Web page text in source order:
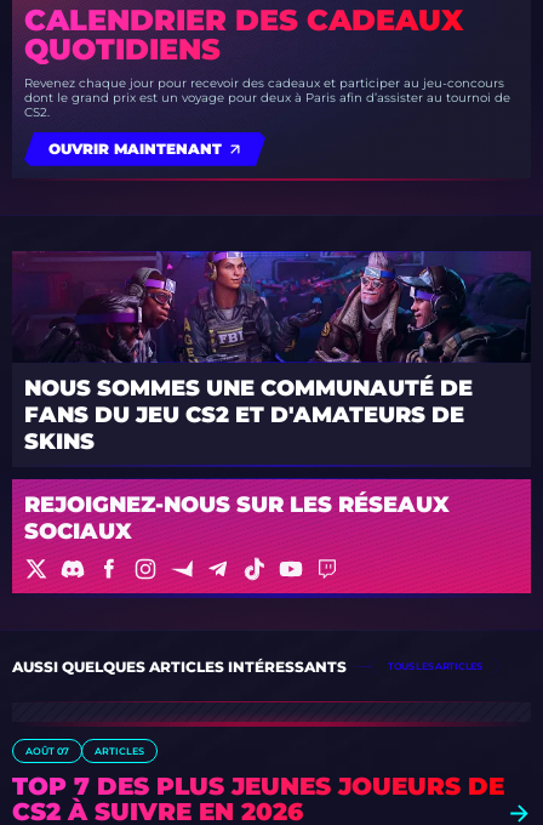
CALENDRIER DES CADEAUX
QUOTIDIENS
Revenez chaque jour pour recevoir des cadeaux et participer au jeu-concours
dont le grand prix est un voyage pour deux à Paris afin d’assister au tournoi de
CS2.
OUVRIR MAINTENANT
NOUS SOMMES UNE COMMUNAUTÉ DE
FANS DU JEU CS2 ET D'AMATEURS DE
SKINS
REJOIGNEZ-NOUS SUR LES RÉSEAUX
SOCIAUX
AUSSI QUELQUES ARTICLES INTÉRESSANTS TOUS LES ARTICLES
AOÛT 07 ARTICLES
TOP 7 DES PLUS JEUNES JOUEURS DE
CS2 À SUIVRE EN 2026